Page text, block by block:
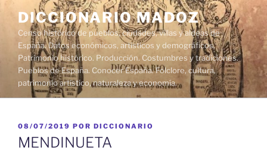
contenido
DICCIONARIO MADOZ
Censo histórico de pueblos, ciudades, villas y aldeas de
España. Datos económicos, artísticos y demográficos.
Patrimonio histórico. Producción. Costumbres y tradiciones.
Pueblos de España. Conocer España. Folclore, cultura,
patrimonio artístico, naturaleza y economía.
PUBLICADO
EL
08/07/2019 POR DICCIONARIO
MENDINUETA